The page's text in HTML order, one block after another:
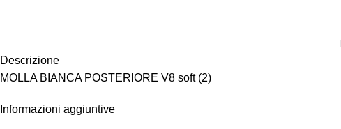
Descrizione
MOLLA BIANCA POSTERIORE V8 soft (2)
Informazioni aggiuntive